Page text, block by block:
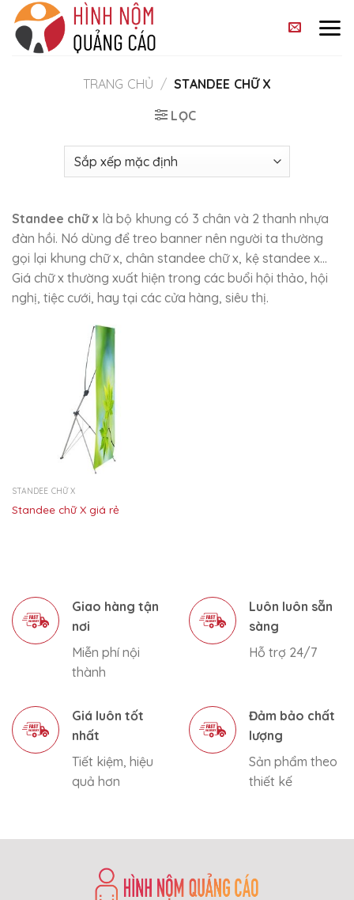
Skip
content
TRANG CHỦ / STANDEE CHỮ X
LỌC
Standee chữ x là bộ khung có 3 chân và 2 thanh nhựa
đàn hồi. Nó dùng để treo banner nên người ta thường
gọi lại khung chữ x, chân standee chữ x, kệ standee x…
Giá chữ x thường xuất hiện trong các buổi hội thảo, hội
nghị, tiệc cưới, hay tại các cửa hàng, siêu thị.
STANDEE CHỮ X
Standee chữ X giá rẻ
Giao hàng tận
nơi
Miễn phí nội
thành
Luôn luôn sẵn
sàng
Hỗ trợ 24/7
Giá luôn tốt
nhất
Tiết kiệm, hiệu
quả hơn
Đảm bảo chất
lượng
Sản phẩm theo
thiết kế